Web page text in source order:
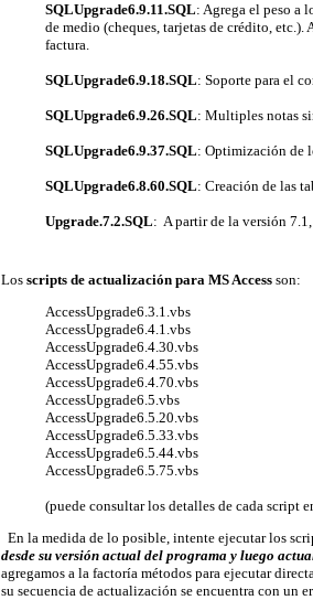
SQLUpgrade6.9.11.SQL: Agrega el peso a
de medio (cheques, tarjetas de crédito,
factura.
SQLUpgrade6.9.18.SQL: Soporte para el
SQLUpgrade6.9.26.SQL: Multiples notas
SQLUpgrade6.9.37.SQL: Optimización de
SQLUpgrade6.8.60.SQL: Creación de las
Upgrade.7.2.SQL: A partir de la versión
Los scripts de actualización para MS Accessson:
AccessUpgrade6.3.1.vbs
AccessUpgrade6.4.1.vbs
AccessUpgrade6.4.30.vbs
AccessUpgrade6.4.55.vbs
AccessUpgrade6.4.70.vbs
AccessUpgrade6.5.vbs
AccessUpgrade6.5.20.vbs
AccessUpgrade6.5.33.vbs
AccessUpgrade6.5.44.vbs
AccessUpgrade6.5.75.vbs
(puede consultar los detalles de cada script
En la medida de lo posible, intente ejecutar los
desde su versión actual del programa y luego
agregamos a la factoría métodos para ejecutar
su secuencia de actualización se encuentra con un